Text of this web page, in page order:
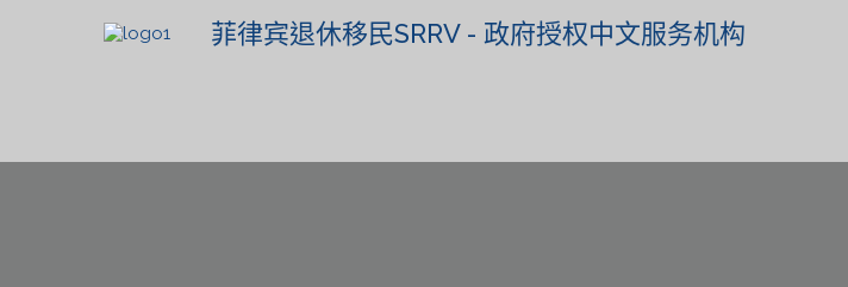
菲律宾退休移民SRRV - 政府授权中文服务机构